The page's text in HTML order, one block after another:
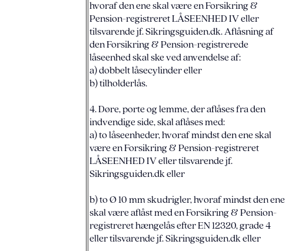
hvoraf den ene skal være en Forsikring &
Pension-registreret LÅSEENHED IV eller
tilsvarende jf. Sikringsguiden.dk. Aflåsning af
den Forsikring & Pension-registrerede
låseenhed skal ske ved anvendelse af:
a) dobbelt låsecylinder eller
b) tilholderlås.
4. Døre, porte og lemme, der aflåses fra den
indvendige side, skal aflåses med:
a) to låseenheder, hvoraf mindst den ene skal
være en Forsikring & Pension-registreret
LÅSEENHED IV eller tilsvarende jf.
Sikringsguiden.dk eller
b) to Ø 10 mm skudrigler, hvoraf mindst den ene
skal være aflåst med en Forsikring & Pension-
registreret hængelås efter EN 12320, grade 4
eller tilsvarende jf. Sikringsguiden.dk eller